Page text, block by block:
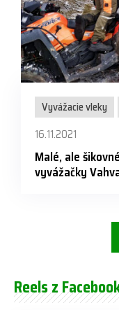
Vyvážacie vleky
16.11.2021
Malé, ale
vyvážačky
Reels z